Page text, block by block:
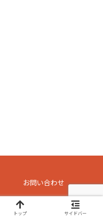
お問い合わせ
メシ日記.
トップ サイドバー